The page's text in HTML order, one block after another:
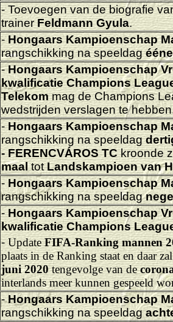
- Toevoegen van de biografie
trainerFeldmann Gyula.
-Hongaars Kampioenschap
rangschikking na speeldag
-Hongaars Kampioenschap
kwalificatie Champions
Telekommag de Champions
wedstrijden verslagen te
-Hongaars Kampioenschap
rangschikking na speeldag
- FERENCVÁROS TCkroonde
maaltotLandskampioen van
-Hongaars Kampioenschap
rangschikking na speeldag
-Hongaars Kampioenschap
kwalificatie Champions
-Update FIFA-Ranking mannen
plaats in de Ranking staat en daar
juni 2020tengevolge van de
interlands meer kunnen gespeeld
-Hongaars Kampioenschap
rangschikking na speeldag